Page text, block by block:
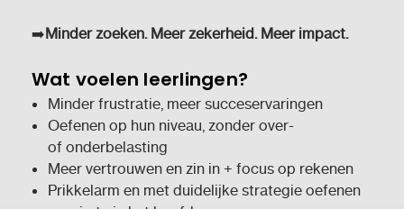
➡️Minder zoeken. Meer zekerheid. Meer impact.
Wat voelen leerlingen?
Minder frustratie, meer succeservaringen
Oefenen op hun niveau, zonder over-
of onderbelasting
Meer vertrouwen en zin in + focus op rekenen
Prikkelarm en met duidelijke strategie oefenen